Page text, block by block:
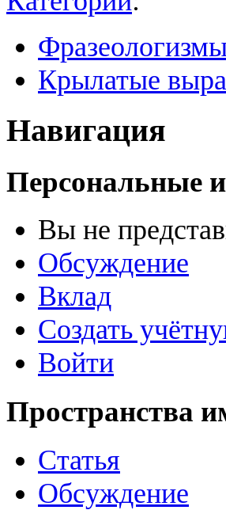
Крылатые
Навигация
Персональные
Вы не
Обсуждение
Вклад
Создать
Войти
Пространства
Статья
Обсуждение